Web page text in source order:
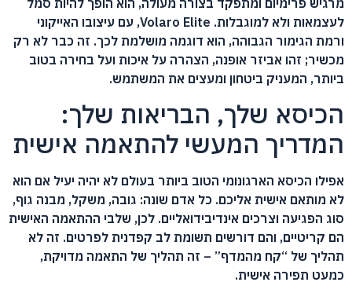
לעצמאות ולא למוגבלות. Volaro Elite, עם עיצובו האייקוני
ורמת הגימור הגבוהה, הוא דוגמה מושלמת לכך. זה כבר לא רק
מכשיר; זהו אביזר אופנה, הצהרה על איכות ועל בחירה בטוב
ביותר, המעניק ביטחון ומעצים את המשתמש.
הכיסא שלך, הבריאות שלך:
המדריך המעשי להתאמה אישית
אפילו הכיסא הארגונומי הטוב ביותר בעולם לא יהיה יעיל אם הוא
לא מותאם אישית אליכם. כל אדם שונה: גובה, משקל, מבנה גוף,
סוג הפגיעה וצרכים אינדיבידואליים. לכן, שלבי ההתאמה האישית
הם קריטיים, והם דורשים תשומת לב קפדנית לפרטים. זה לא
תהליך של “קח מהמדף” – זה תהליך של התאמה מדויקת,
כמעט תפירה אישית.